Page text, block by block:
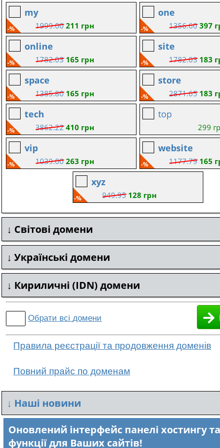
-%
my
1999.00 211 грн -%
one
1356.60 397
-%
online
1782.03 165 грн -%
site
1782.03 183
-%
space
1385.80 165 грн -%
store
2871.65 183
-%
tech
3862.22 410 грн
top
299
-%
vip
1039.00 263 грн -%
website
1177.79 165
-%
xyz
949.95 128 грн
Світові домени
Українські домени
Кириличні (IDN) домени
Обрати всідомени
Правила реєстрації та продовження доменів
Повний прайс по доменам
↓ Наші новини
Оновлений інтерфейс панелі хостингу
функції для Ваших сайтів!